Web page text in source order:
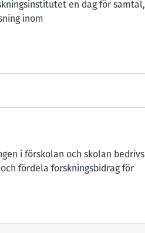
en dag för samtal,
inom
i förskolan och skolan bedrivs
fördela forskningsbidrag för